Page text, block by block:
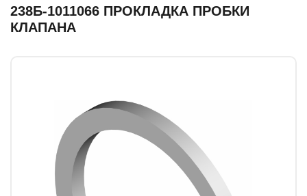
238Б-1011066 ПРОКЛАДКА ПРОБКИ
КЛАПАНА